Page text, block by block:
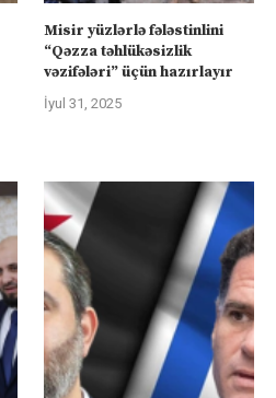
Misir yüzlərlə fələstinlini
“Qəzza təhlükəsizlik
vəzifələri” üçün hazırlayır
İyul 31, 2025